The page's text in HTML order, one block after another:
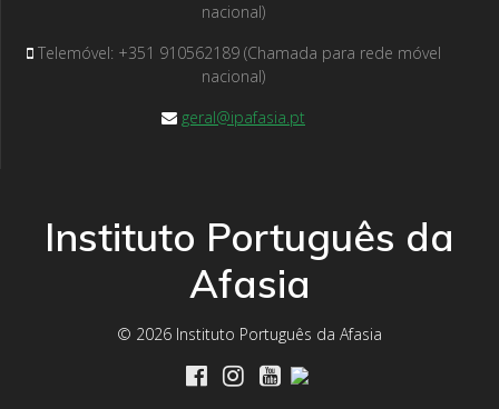
nacional)
Telemóvel: +351 910562189 (Chamada para rede móvel
nacional)
geral@ipafasia.pt
Instituto Português da
Afasia
© 2026 Instituto Português da Afasia